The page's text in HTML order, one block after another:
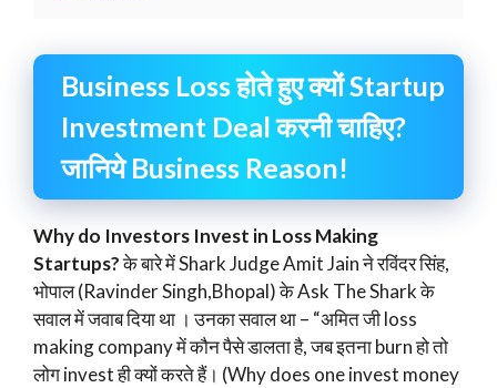
Business Loss होते हुए क्यों Startup
Investment Deal करनी चाहिए?
जानिये Business Reason!
Why do Investors Invest in Loss Making
Startups?के बारे में Shark Judge Amit Jain ने रविंदर सिंह,
भोपाल (Ravinder Singh,Bhopal) के Ask The Shark के
सवाल में जवाब दिया था । उनका सवाल था – “अमित जी loss
making company में कौन पैसे डालता है, जब इतना burn हो तो
लोग invest ही क्यों करते हैं। (Why does one invest money